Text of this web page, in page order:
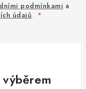
podmínkami a
údajů.
výběrem